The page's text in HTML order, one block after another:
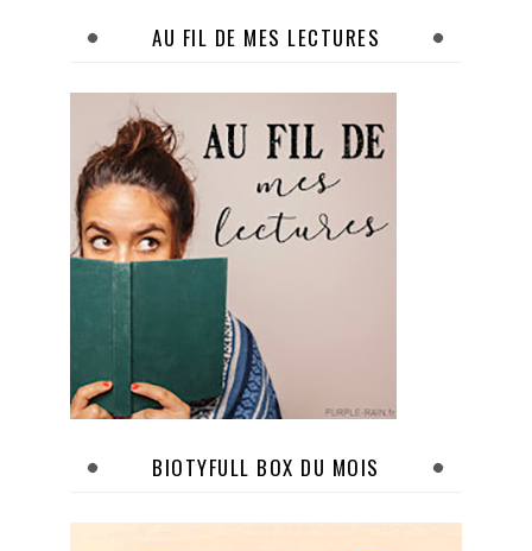
AU FIL DE MES LECTURES
BIOTYFULL BOX DU MOIS